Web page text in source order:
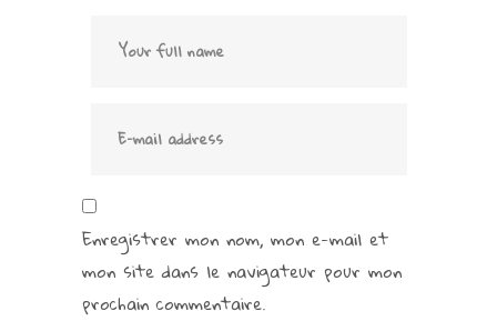
Enregistrer mon nom, mon e-mail et
mon site dans le navigateur pour mon
prochain commentaire.